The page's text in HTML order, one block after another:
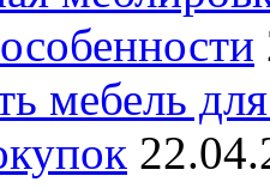
мебель